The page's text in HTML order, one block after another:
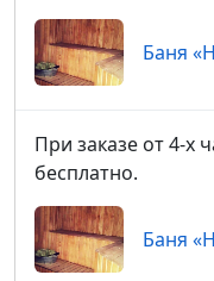
Баня
При заказе от 4-х
бесплатно.
Баня